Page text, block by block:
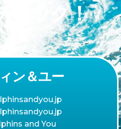
ェック！
ン＆ユー
and You